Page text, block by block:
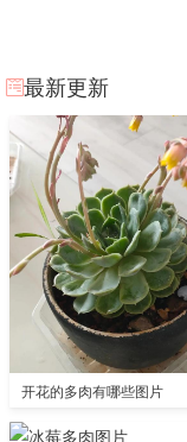
最新更新
开花的多肉有哪些图片